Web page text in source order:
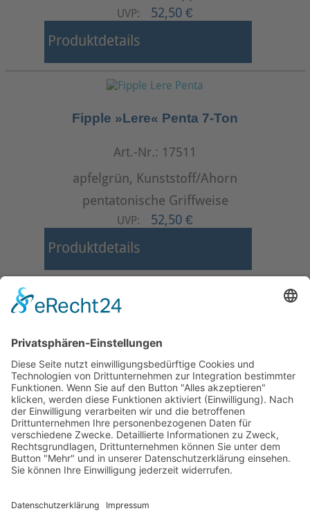
UVP: 52,50 €
Produktdetails
Fipple »Lere« Penta 7-Ton
Art.-Nr.: 17511
apfelgrün, Kunststoff/Ahorn
pentatonische Griffweise
UVP: 52,50 €
Produktdetails
Start Zurück 1
Mollenhauer Adresse
Downloads
Weitere Seiten